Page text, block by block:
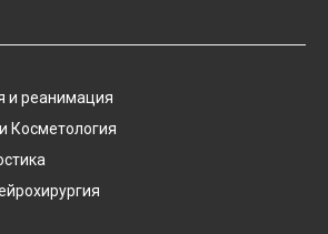
образования.
проктологов, хирургов, онкологов,
представителей смежных специальностей
доступный для заказа в нашем
которые рассматриваются на
по колопроктологии:
и реанимация
Косметология